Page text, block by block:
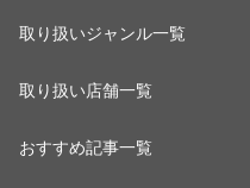
取り扱いジャンル一覧
取り扱い店舗一覧
おすすめ記事一覧